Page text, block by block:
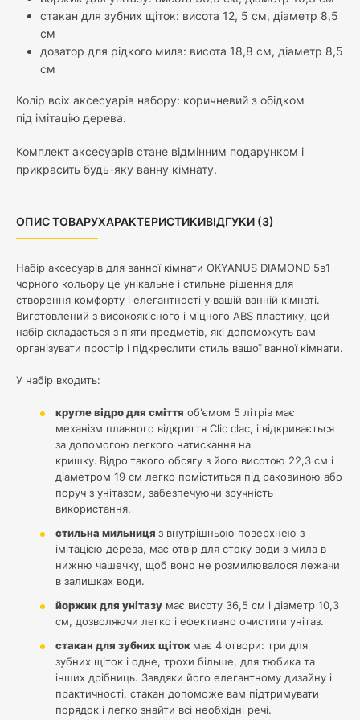
стакан для зубних щіток: висота 12, 5 см, діаметр 8,5
см
дозатор для рідкого мила: висота 18,8 см, діаметр 8,5
см
Колір всіх аксесуарів набору: коричневий з обідком
під імітацію дерева.
Комплект аксесуарів стане відмінним подарунком і
прикрасить будь-яку ванну кімнату.
ОПИС ТОВАРУХАРАКТЕРИСТИКИВІДГУКИ (3)
Набір аксесуарів для ванної кімнати OKYANUS DIAMOND 5в1
чорного кольору це унікальне і стильне рішення для
створення комфорту і елегантності у вашій ванній кімнаті.
Виготовлений з високоякісного і міцного ABS пластику, цей
набір складається з п'яти предметів, які допоможуть вам
організувати простір і підкреслити стиль вашої ванної кімнати.
У набір входить:
кругле відро для сміття об'ємом 5 літрів має
механізм плавного відкриття Clic clac, і відкривається
за допомогою легкого натискання на
кришку. Відро такого обсягу з його висотою 22,3 см і
діаметром 19 см легко поміститься під раковиною або
поруч з унітазом, забезпечуючи зручність
використання.
стильна мильниця з внутрішньою поверхнею з
імітацією дерева, має отвір для стоку води з мила в
нижню чашечку, щоб воно не розмилювалося лежачи
в залишках води.
йоржик для унітазу має висоту 36,5 см і діаметр 10,3
см, дозволяючи легко і ефективно очистити унітаз.
стакан для зубних щіток має 4 отвори: три для
зубних щіток і одне, трохи більше, для тюбика та
інших дрібниць. Завдяки його елегантному дизайну і
практичності, стакан допоможе вам підтримувати
порядок і легко знайти всі необхідні речі.